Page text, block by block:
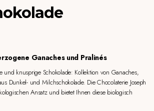
Ganaches und Pralinés
und knusprige Schokolade: Kollektion von Ganaches,
Dunkel- und Milchschokolade. Die Chocolaterie Joseph
Ansatz und bietet Ihnen diese biologisch